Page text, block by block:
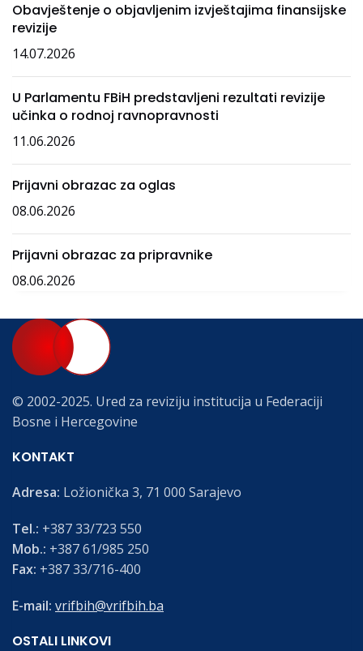
Obavještenje o objavljenim izvještajima finansijske
revizije
14.07.2026
U Parlamentu FBiH predstavljeni rezultati revizije
učinka o rodnoj ravnopravnosti
11.06.2026
Prijavni obrazac za oglas
08.06.2026
Prijavni obrazac za pripravnike
08.06.2026
© 2002-2025. Ured za reviziju institucija u Federaciji
Bosne i Hercegovine
KONTAKT
Adresa: Ložionička 3, 71 000 Sarajevo
Tel.: +387 33/723 550
Mob.: +387 61/985 250
Fax: +387 33/716-400
E-mail: vrifbih@vrifbih.ba
OSTALI LINKOVI